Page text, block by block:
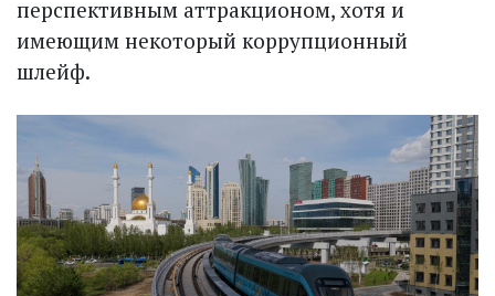
перспективным аттракционом, хотя и
имеющим некоторый коррупционный
шлейф.